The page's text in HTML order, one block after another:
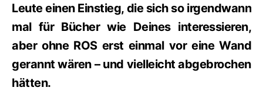
Leute einen Einstieg, die sich so irgendwann
mal für Bücher wie Deines interessieren,
aber ohne ROS erst einmal vor eine Wand
gerannt wären – und vielleicht abgebrochen
hätten.